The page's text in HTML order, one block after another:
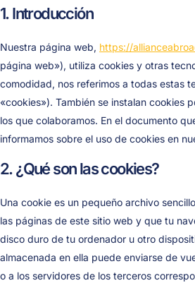
1. Introducción
Nuestra página web, https://
página web»), utiliza cookies y otras
comodidad, nos referimos a todas estas
«cookies»). También se instalan cookies
los que colaboramos. En el documento
informamos sobre el uso de cookies en
2. ¿Qué son las cookies?
Una cookie es un pequeño archivo
las páginas de este sitio web y que tu
disco duro de tu ordenador u otro
almacenada en ella puede enviarse de
o a los servidores de los terceros